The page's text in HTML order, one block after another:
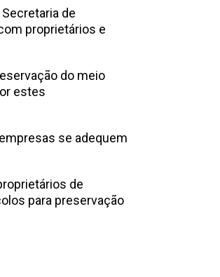
de
proprietários e
do meio
estes
se adequem
de
para preservação